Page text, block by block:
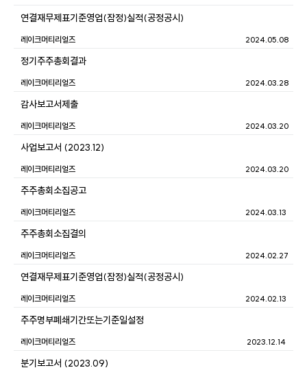
연결재무제표기준영업(잠정)실적(공정공시)
2024.05.08
레이크머티리얼즈
정기주주총회결과
2024.03.28
레이크머티리얼즈
감사보고서제출
2024.03.20
레이크머티리얼즈
사업보고서 (2023.12)
2024.03.20
레이크머티리얼즈
주주총회소집공고
2024.03.13
레이크머티리얼즈
주주총회소집결의
2024.02.27
레이크머티리얼즈
연결재무제표기준영업(잠정)실적(공정공시)
2024.02.13
레이크머티리얼즈
주주명부폐쇄기간또는기준일설정
2023.12.14
레이크머티리얼즈
분기보고서 (2023.09)